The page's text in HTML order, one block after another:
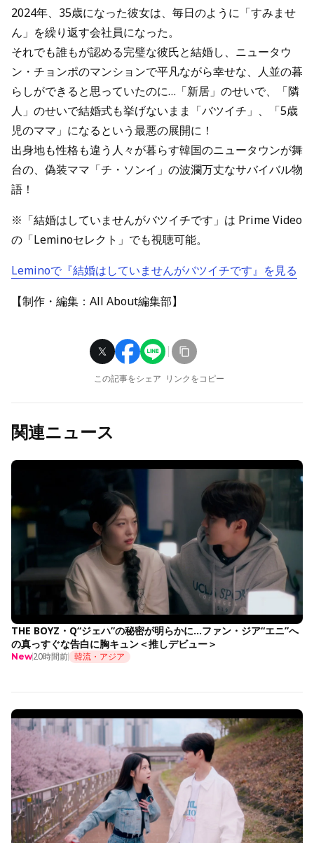
2024年、35歳になった彼女は、毎日のように「すみませ
ん」を繰り返す会社員になった。
それでも誰もが認める完璧な彼氏と結婚し、ニュータウ
ン・チョンポのマンションで平凡ながら幸せな、人並の暮
らしができると思っていたのに…「新居」のせいで、「隣
人」のせいで結婚式も挙げないまま「バツイチ」、「5歳
児のママ」になるという最悪の展開に！
出身地も性格も違う人々が暮らす韓国のニュータウンが舞
台の、偽装ママ「チ・ソンイ」の波瀾万丈なサバイバル物
語！
※「結婚はしていませんがバツイチです」は Prime Video
の「Leminoセレクト」でも視聴可能。
Leminoで『結婚はしていませんがバツイチです』を見る
【制作・編集：All About編集部】
この記事をシェア リンクをコピー
関連ニュース
THE BOYZ・Q“ジェハ”の秘密が明らかに…ファン・ジア“エニ”へ
の真っすぐな告白に胸キュン＜推しデビュー＞
New20時間前 韓流・アジア